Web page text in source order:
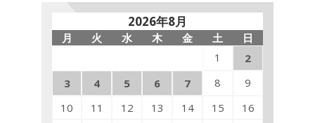
2026年8月
月 火 水 木 金 土
日
1
2
3
4 5 6 7 8
9
10
11 12 13 14 15
16